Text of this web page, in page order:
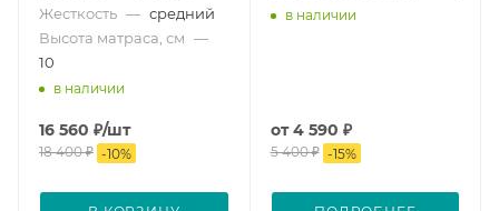
Жесткость — средний
Высота матраса, см —
10
в наличии
16 560 ₽/шт
18 400₽ -10%
в наличии
от4 590 ₽
5 400 ₽ -15%